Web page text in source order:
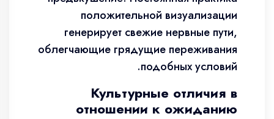
положительной визуализации
генерирует свежие нервные пути,
облегчающие грядущие переживания
подобных условий.
Культурные отличия в
отношении к ожиданию